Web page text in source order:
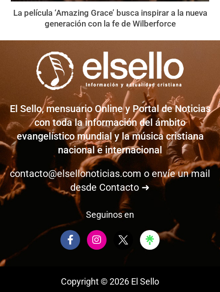
La película ‘Amazing Grace’ busca inspirar a la nueva
generación con la fe de Wilberforce
El Sello, mensuario Online y Portal de Noticias
con toda la información del ámbito
evangelístico mundial y la música cristiana
nacional e internacional
contacto@elsellonoticias.com o envíe un mail
desde Contacto ➜
Seguinos en
F
a
o
I
n
g
Copyright © 2026 El Sello